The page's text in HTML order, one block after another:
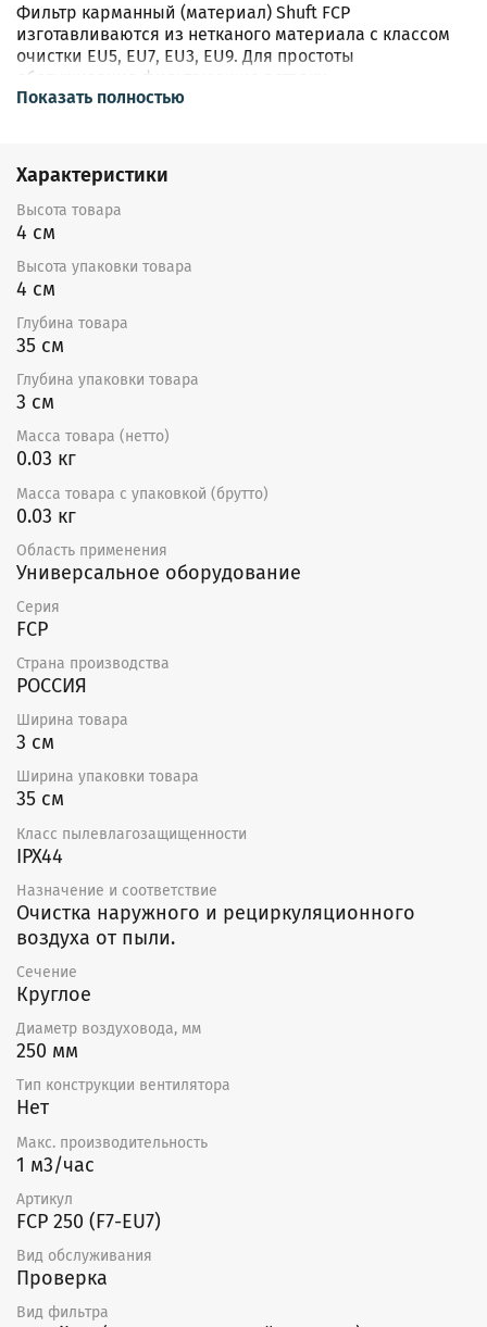
Фильтр карманный (материал) Shuft FCP
изготавливаются из нетканого материала с классом
очистки EU5, EU7, EU3, EU9. Для простоты
обслуживания фильтрующие вставки
устанавливаются в направляющих.
Показать полностью
Характеристики
Высота товара
4 см
Высота упаковки товара
4 см
Глубина товара
35 см
Глубина упаковки товара
3 см
Масса товара (нетто)
0.03 кг
Масса товара с упаковкой (брутто)
0.03 кг
Область применения
Универсальное оборудование
Серия
FCP
Страна производства
РОССИЯ
Ширина товара
3 см
Ширина упаковки товара
35 см
Класс пылевлагозащищенности
IPX44
Назначение и соответствие
Очистка наружного и рециркуляционного
воздуха от пыли.
Сечение
Круглое
Диаметр воздуховода, мм
250 мм
Тип конструкции вентилятора
Нет
Макс. производительность
1 м3/час
Артикул
FCP 250 (F7-EU7)
Вид обслуживания
Проверка
Вид фильтра